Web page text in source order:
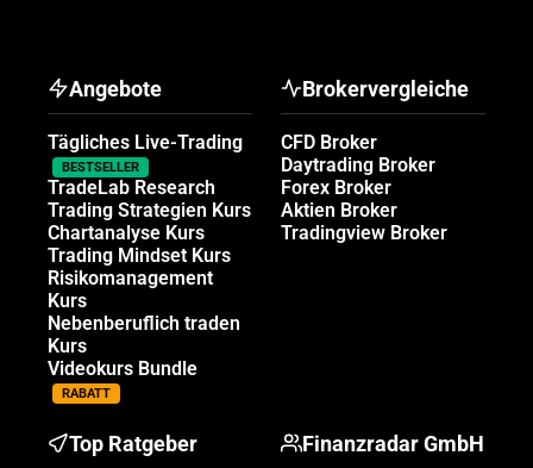
Angebote
Tägliches Live-Trading
BESTSELLER
TradeLab Research
Trading Strategien Kurs
Chartanalyse Kurs
Trading Mindset Kurs
Risikomanagement
Kurs
Nebenberuflich traden
Kurs
Videokurs Bundle
RABATT
Brokervergleiche
CFD Broker
Daytrading Broker
Forex Broker
Aktien Broker
Tradingview Broker
Top Ratgeber Finanzradar GmbH